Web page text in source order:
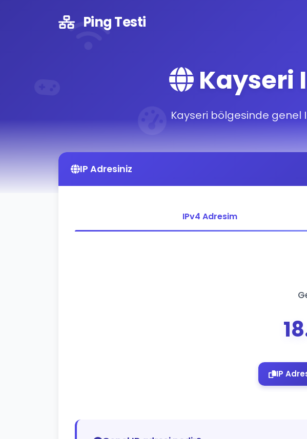
Ping Testi
Kayseri
Kayseri bölgesinde genel
IP Adresiniz
IPv4 Adresim
IP